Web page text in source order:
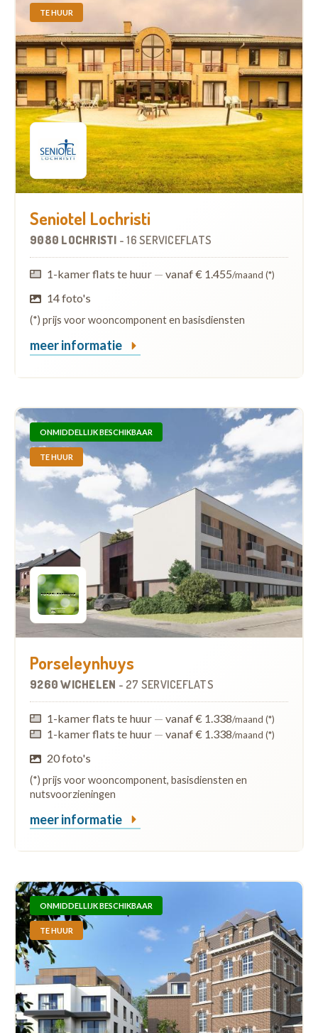
TE HUUR
Seniotel Lochristi
9080 LOCHRISTI -16 SERVICEFLATS
1-kamer flats te huur — vanaf € 1.455/maand (*)
14 foto's
(*) prijs voor wooncomponent en basisdiensten
meer informatie
ONMIDDELLIJK BESCHIKBAAR
TE HUUR
Porseleynhuys
9260 WICHELEN - 27 SERVICEFLATS
1-kamer flats te huur — vanaf € 1.338/maand (*)
1-kamer flats te huur — vanaf € 1.338/maand (*)
20 foto's
(*) prijs voor wooncomponent, basisdiensten en
nutsvoorzieningen
meer informatie
ONMIDDELLIJK BESCHIKBAAR
TE HUUR